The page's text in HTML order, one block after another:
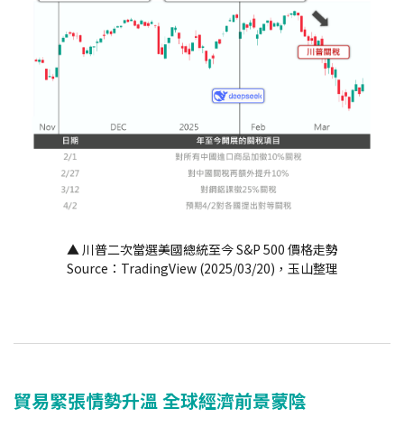
▲ 川普二次當選美國總統至今 S&P 500 價格走勢
Source：TradingView (2025/03/20)，玉山整理
貿易緊張情勢升溫 全球經濟前景蒙陰